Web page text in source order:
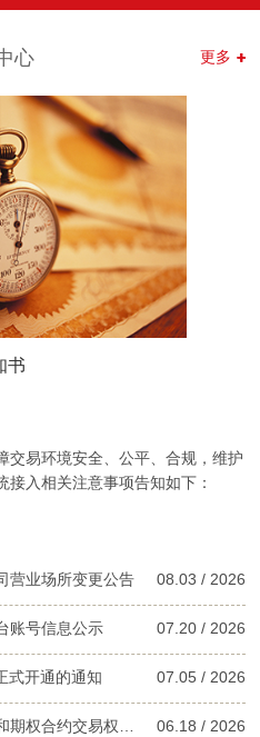
更多
心
书
交易环境安全、公平、合规，维护
入相关注意事项告知如下：
，请确保向所在分支机构如实提
新。
入环节或后续服务过程中，通过电
金来源及实际控制关系等信息进行
如发现任何异常或疑似非本人操作
营业场所变更公告 08.03 / 2026
账号信息公示 07.20 / 2026
式开通的通知 07.05 / 2026
06.18 / 2026